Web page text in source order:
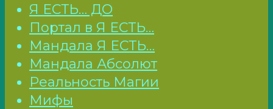
Я ЕСТЬ… ДО
Портал в Я ЕСТЬ…
Мандала Я ЕСТЬ…
Мандала Абсолют
Реальность Магии
Мифы